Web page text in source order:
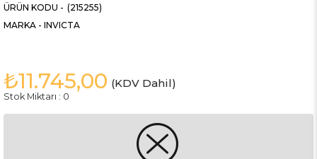
(215255)
MARKA - INVICTA
₺11.745,00 (KDV Dahil)
Stok Miktarı : 0